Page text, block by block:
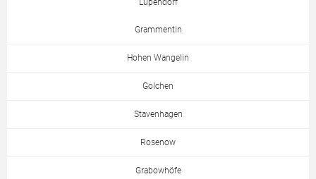
Lupendorf
Grammentin
Hohen Wangelin
Golchen
Stavenhagen
Rosenow
Grabowhöfe